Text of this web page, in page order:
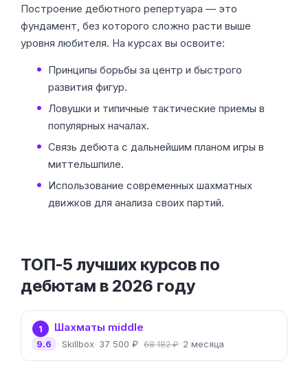
Построение дебютного репертуара — это
фундамент, без которого сложно расти выше
уровня любителя. На курсах вы освоите:
Принципы борьбы за центр и быстрого
развития фигур.
Ловушки и типичные тактические приемы в
популярных началах.
Связь дебюта с дальнейшим планом игры в
миттельшпиле.
Использование современных шахматных
движков для анализа своих партий.
ТОП-5 лучших курсов по
дебютам в 2026 году
1 Шахматы middle
Skillbox 37 500 ₽ 68 182 ₽ 2 месяца
9.6